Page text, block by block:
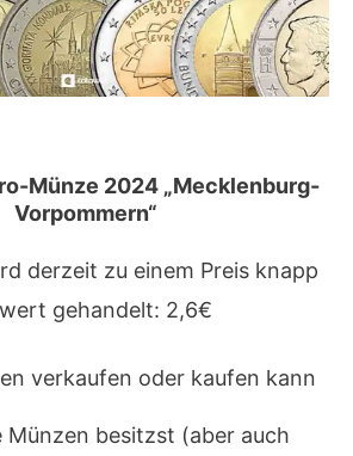
Münze 2024 „Mecklenburg-
Vorpommern“
derzeit zu einem Preis knapp
gehandelt: 2,6€
verkaufen oder kaufen kann
Münzen besitzst (aber auch